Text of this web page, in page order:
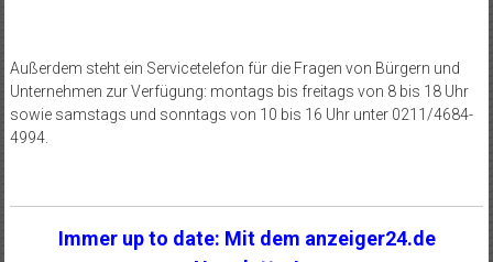
Außerdem steht ein Servicetelefon für die Fragen von Bürgern und
Unternehmen zur Verfügung: montags bis freitags von 8 bis 18 Uhr
sowie samstags und sonntags von 10 bis 16 Uhr unter 0211/4684-
4994.
Immer up to date: Mit dem anzeiger24.de